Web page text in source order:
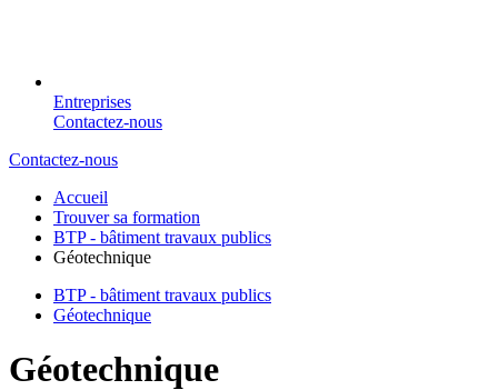
Entreprises
Contactez-nous
Contactez-nous
Accueil
Trouver sa formation
BTP - bâtiment travaux publics
Géotechnique
BTP - bâtiment travaux publics
Géotechnique
Géotechnique